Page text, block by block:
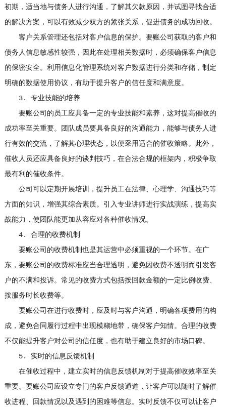
初期，适当地与债务人进行沟通，了解其欠款原因，并试图寻找合适
的解决方案，可以有效减少双方的紧张关系，促进债务的成功回收。
客户关系管理还包括对客户信息的保护。要账公司获取的客户和
债务人信息敏感性较强，因此在处理相关数据时，必须确保客户信息
的保密安全。利用信息化管理系统对客户数据进行分类和存储，制定
明确的数据使用协议，有助于提升客户的信任度和满意度。
3. 专业技能的培养
要账公司的员工应具备一定的专业技能和素养，这对提高催收的
成功率至关重要。团队成员要具备良好的沟通能力，能够与债务人进
行有效的交流，了解其心理状态，以便采用适合的催收策略。此外，
催收人员还应具备良好的谈判技巧，在合法合规的框架内，积极争取
最有利的催收条件。
公司可以定期开展培训，提升员工在法律、心理学、沟通技巧等
方面的知识，增强其综合素质。引入专业讲师进行实战演练，提高实
战能力，使团队能更加从容应对各种催收情况。
4. 合理的收费机制
要账公司的收费机制也是其运营中必须重视的一个环节。在广
东，要账公司的收费标准应当合理透明，避免因收费不透明而引发客
户的不满和投诉。常见的收费方式包括按回款金额的一定比例收费、
按服务时长收费等。
要账公司在进行收费时，应及时与客户沟通，明确各项费用的构
成，避免合同履行过程中出现模糊地带，确保客户知情。合理的收费
不仅能提升客户对公司的信任度，也有助于建立良好的市场口碑。
5. 实时的信息反馈机制
在催收过程中，建立实时的信息反馈机制对于提高催收效率至关
重要。要账公司应设立专门的客户反馈通道，让客户可以随时了解催
收进程、回款情况以及遇到的困难等信息。实时反馈不仅可以让客户